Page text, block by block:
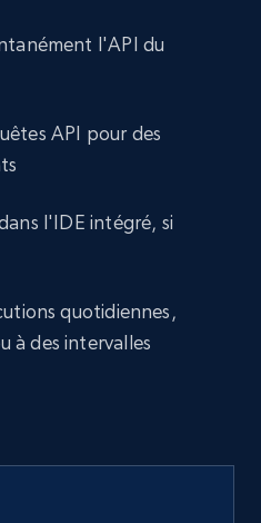
l'API du
API pour des
l'IDE intégré, si
quotidiennes,
à des intervalles